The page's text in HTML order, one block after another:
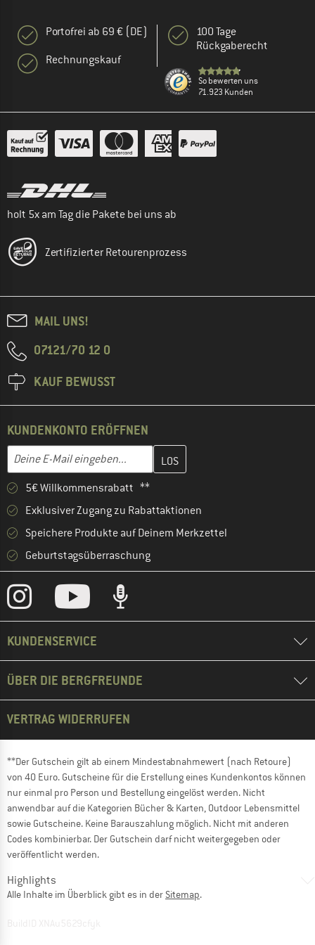
Portofrei ab 69 € (DE)
Rechnungskauf
100 Tage
Rückgaberecht
So bewerten uns
71.923 Kunden
holt 5x am Tag die Pakete bei uns ab
Zertifizierter Retourenprozess
MAIL UNS!
07121/70 12 0
KAUF BEWUSST
KUNDENKONTO ERÖFFNEN
E-Mail-Adresse
Gib hier deine E-Mail-Adresse ein und erstelle im nächsten
5€ Willkommensrabatt **
Exklusiver Zugang zu Rabattaktionen
Speichere Produkte auf Deinem Merkzettel
Geburtstagsüberraschung
KUNDENSERVICE
ÜBER DIE BERGFREUNDE
VERTRAG WIDERRUFEN
**Der Gutschein gilt ab einem Mindestabnahmewert (nach Retoure)
von 40 Euro. Gutscheine für die Erstellung eines Kundenkontos können
nur einmal pro Person und Bestellung eingelöst werden. Nicht
anwendbar auf die Kategorien Bücher & Karten, Outdoor Lebensmittel
sowie Gutscheine. Keine Barauszahlung möglich. Nicht mit anderen
Codes kombinierbar. Der Gutschein darf nicht weitergegeben oder
veröffentlicht werden.
Highlights
Alle Inhalte im Überblick gibt es in der Sitemap.